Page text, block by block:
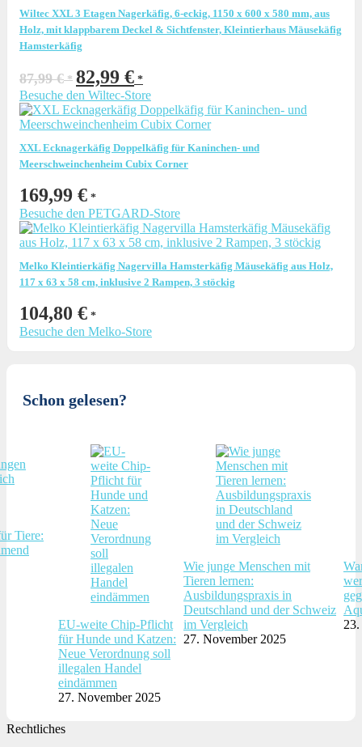
Wiltec XXL 3 Etagen Nagerkäfig, 6-eckig, 1150 x 600 x 580 mm, aus
Holz, mit klappbarem Deckel & Sichtfenster, Kleintierhaus Mäusekäfig
Hamsterkäfig
87,99€
Ursprünglicher
Preis
war:
87,99 €
82,99 € Preis
ist:
82,99 €.
Besuche den Wiltec-Store
XXL Ecknagerkäfig Doppelkäfig für Kaninchen- und
Meerschweinchenheim Cubix Corner
169,99 €
Besuche den PETGARD-Store
Melko Kleintierkäfig Nagervilla Hamsterkäfig Mäusekäfig aus Holz,
117 x 63 x 58 cm, inklusive 2 Rampen, 3 stöckig
104,80 €
Besuche den Melko-Store
Schon gelesen?
Tiere:
EU-weite Chip-Pflicht
für Hunde und Katzen:
Neue Verordnung soll
illegalen Handel
eindämmen
27. November 2025
Wie junge Menschen mit
Tieren lernen:
Ausbildungspraxis in
Deutschland und der Schweiz
im Vergleich
27. November 2025
Rechtliches